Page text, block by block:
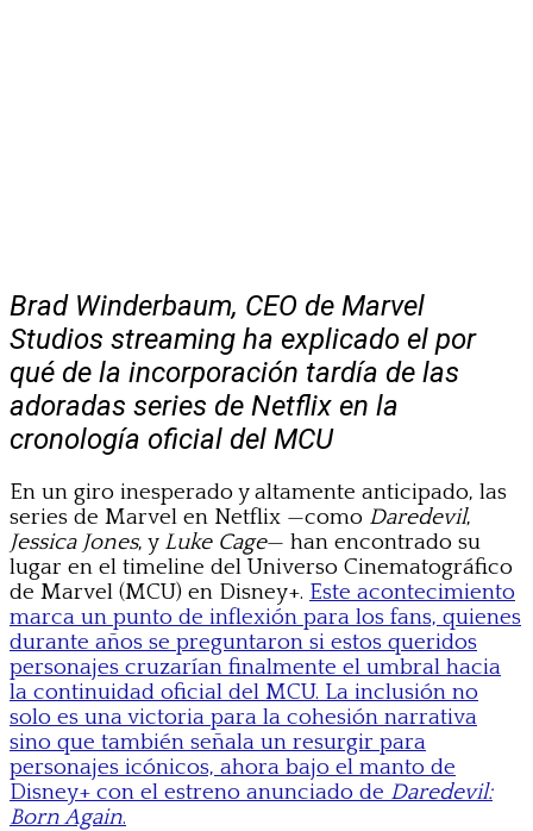
Brad Winderbaum, CEO de Marvel
Studios streaming ha explicado el por
qué de la incorporación tardía de las
adoradas series de Netflix en la
cronología oficial del MCU
En un giro inesperado y altamente anticipado, las
series de Marvel en Netflix —como Daredevil,
Jessica Jones, y Luke Cage— han encontrado su
lugar en el timeline del Universo Cinematográfico
de Marvel (MCU) en Disney+. Este acontecimiento
marca un punto de inflexión para los fans, quienes
durante años se preguntaron si estos queridos
personajes cruzarían finalmente el umbral hacia
la continuidad oficial del MCU. La inclusión no
solo es una victoria para la cohesión narrativa
sino que también señala un resurgir para
personajes icónicos, ahora bajo el manto de
Disney+ con el estreno anunciado de Daredevil:
Born Again.